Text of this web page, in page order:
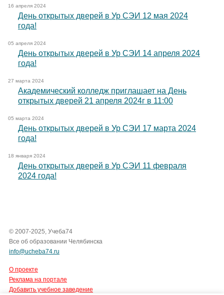
16 апреля 2024
День открытых дверей в Ур СЭИ 12 мая 2024
года!
05 апреля 2024
День открытых дверей в Ур СЭИ 14 апреля 2024
года!
27 марта 2024
Академический колледж приглашает на День
открытых дверей 21 апреля 2024г в 11:00
05 марта 2024
День открытых дверей в Ур СЭИ 17 марта 2024
года!
18 января 2024
День открытых дверей в Ур СЭИ 11 февраля
2024 года!
© 2007-2025, Учеба74
Все об образовании Челябинска
info@ucheba74.ru
О проекте
Реклама на портале
Добавить учебное заведение